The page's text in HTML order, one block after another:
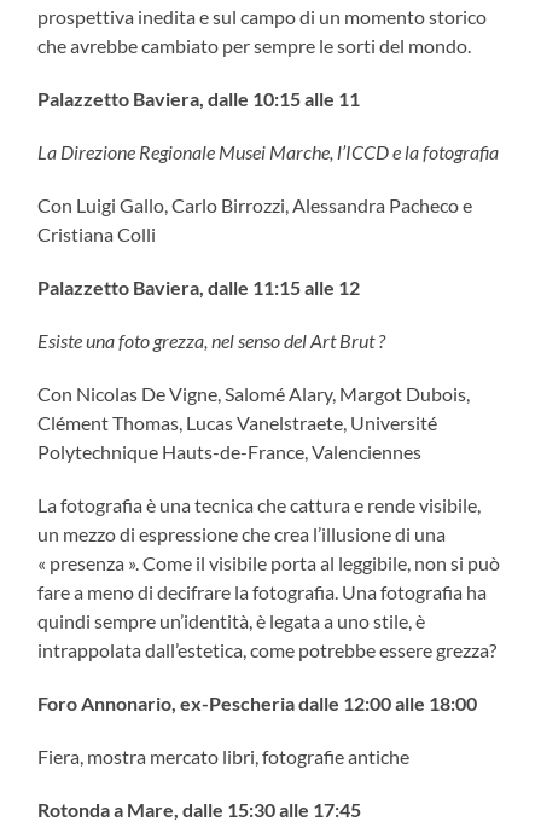
prospettiva inedita e sul campo di un momento storico
che avrebbe cambiato per sempre le sorti del mondo.
Palazzetto Baviera , dalle 10:15 alle 11
La Direzione Regionale Musei Marche, l’ICCD e la fotografia
Con Luigi Gallo, Carlo Birrozzi, Alessandra Pacheco e
Cristiana Colli
Palazzetto Baviera, dalle 11:15 alle 12
Esiste una foto grezza, nel senso del Art Brut ?
Con Nicolas De Vigne, Salomé Alary, Margot Dubois,
Clément Thomas, Lucas Vanelstraete, Université
Polytechnique Hauts-de-France, Valenciennes
La fotografia è una tecnica che cattura e rende visibile,
un mezzo di espressione che crea l’illusione di una
« presenza ». Come il visibile porta al leggibile, non si può
fare a meno di decifrare la fotografia. Una fotografia ha
quindi sempre un’identità, è legata a uno stile, è
intrappolata dall’estetica, come potrebbe essere grezza?
Foro Annonario, ex-Pescheria dalle 12:00 alle 18:00
Fiera, mostra mercato libri, fotografie antiche
Rotonda a Mare, dalle 15:30 alle 17:45